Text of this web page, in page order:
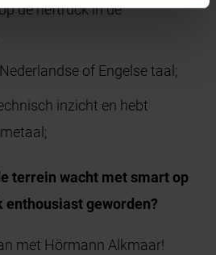
de heftruck in de
of Engelse taal;
inzicht en hebt
terrein wacht met smart op
enthousiast geworden?
met Hörmann Alkmaar!